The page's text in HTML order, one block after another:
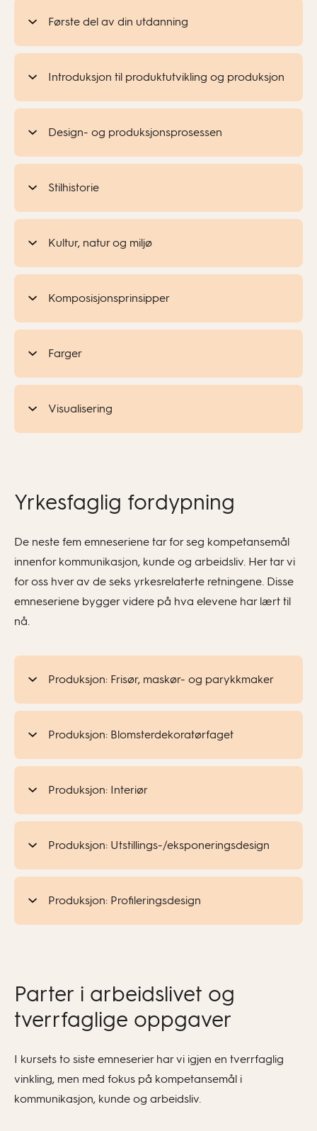
Første del av din utdanning
Introduksjon til produktutvikling og produksjon
Design- og produksjonsprosessen
Stilhistorie
Kultur, natur og miljø
Komposisjonsprinsipper
Farger
Visualisering
Yrkesfaglig fordypning
De neste fem emneseriene tar for seg kompetansemål
innenfor kommunikasjon, kunde og arbeidsliv. Her tar vi
for oss hver av de seks yrkesrelaterte retningene. Disse
emneseriene bygger videre på hva elevene har lært til
nå.
Produksjon: Frisør, maskør- og parykkmaker
Produksjon: Blomsterdekoratørfaget
Produksjon: Interiør
Produksjon: Utstillings-/eksponeringsdesign
Produksjon: Profileringsdesign
Parter i arbeidslivet og
tverrfaglige oppgaver
I kursets to siste emneserier har vi igjen en tverrfaglig
vinkling, men med fokus på kompetansemål i
kommunikasjon, kunde og arbeidsliv.